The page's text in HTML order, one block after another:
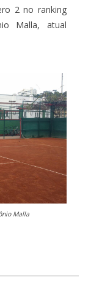
2 no ranking
Malla, atual
Malla